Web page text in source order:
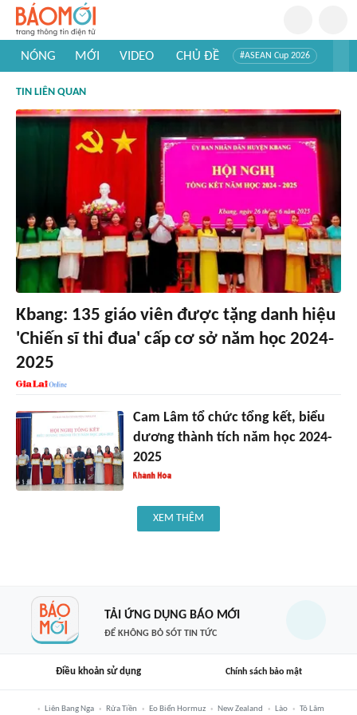
NÓNG MỚI VIDEO CHỦ ĐỀ #ASEAN Cup 2026
#Khám phá thế giới
TIN LIÊN QUAN
Kbang: 135 giáo viên được tặng danh hiệu
'Chiến sĩ thi đua' cấp cơ sở năm học 2024-
2025
Cam Lâm tổ chức tổng kết, biểu
dương thành tích năm học 2024-
2025
XEM THÊM
TẢI ỨNG DỤNG BÁO MỚI
ĐỂ KHÔNG BỎ SÓT TIN TỨC
Điều khoản sử dụng Chính sách bảo mật
Liên Bang Nga Rửa Tiền Eo Biển Hormuz New Zealand Lào Tô Lâm